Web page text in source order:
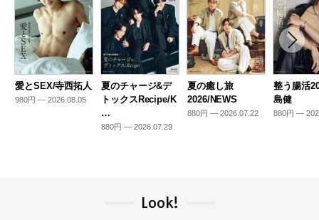
愛とSEX/寺西拓人
980円 — 2026.08.05
夏のチャージ&デ
トックスRecipe/K
…
880円 — 2026.07.29
夏の癒し旅
2026/NEWS
880円 — 2026.07.22
整う腸活
島健
880円 —
Look!